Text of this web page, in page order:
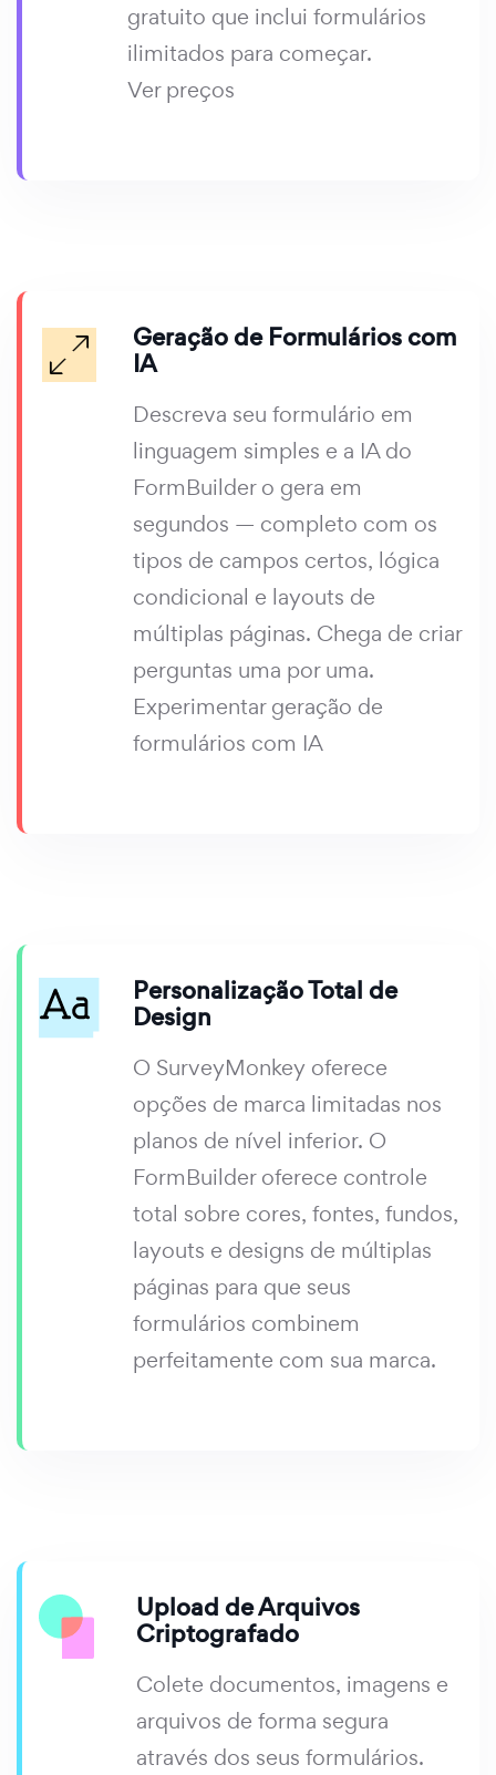
gratuito que inclui formulários
ilimitados para começar.
Ver preços
Geração de Formulários com
IA
Descreva seu formulário em
linguagem simples e a IA do
FormBuilder o gera em
segundos — completo com os
tipos de campos certos, lógica
condicional e layouts de
múltiplas páginas. Chega de criar
perguntas uma por uma.
Experimentar geração de
formulários com IA
Personalização Total de
Design
O SurveyMonkey oferece
opções de marca limitadas nos
planos de nível inferior. O
FormBuilder oferece controle
total sobre cores, fontes, fundos,
layouts e designs de múltiplas
páginas para que seus
formulários combinem
perfeitamente com sua marca.
Upload de Arquivos
Criptografado
Colete documentos, imagens e
arquivos de forma segura
através dos seus formulários.